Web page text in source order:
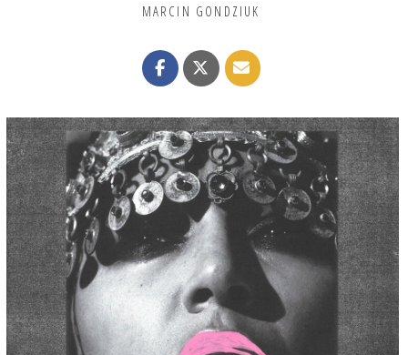
MARCIN GONDZIUK